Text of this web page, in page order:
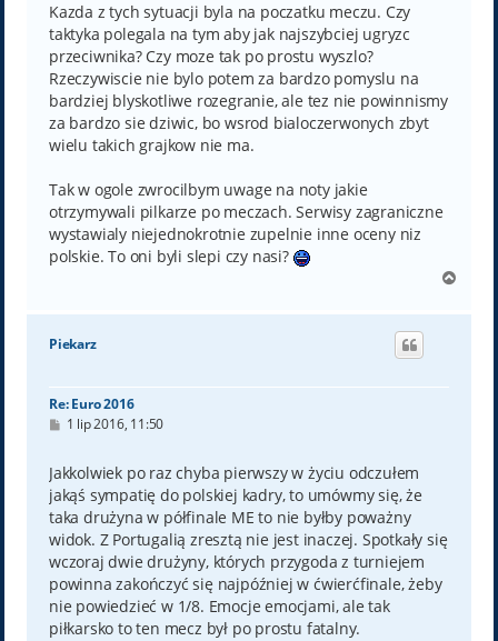
Kazda z tych sytuacji byla na poczatku meczu. Czy
taktyka polegala na tym aby jak najszybciej ugryzc
przeciwnika? Czy moze tak po prostu wyszlo?
Rzeczywiscie nie bylo potem za bardzo pomyslu na
bardziej blyskotliwe rozegranie, ale tez nie powinnismy
za bardzo sie dziwic, bo wsrod bialoczerwonych zbyt
wielu takich grajkow nie ma.
Tak w ogole zwrocilbym uwage na noty jakie
otrzymywali pilkarze po meczach. Serwisy zagraniczne
wystawialy niejednokrotnie zupelnie inne oceny niz
polskie. To oni byli slepi czy nasi?
g
Piekarz
Re: Euro 2016
P
t
1 lip 2016, 11:50
Jakkolwiek po raz chyba pierwszy w życiu odczułem
jakąś sympatię do polskiej kadry, to umówmy się, że
taka drużyna w półfinale ME to nie byłby poważny
widok. Z Portugalią zresztą nie jest inaczej. Spotkały się
wczoraj dwie drużyny, których przygoda z turniejem
powinna zakończyć się najpóźniej w ćwierćfinale, żeby
nie powiedzieć w 1/8. Emocje emocjami, ale tak
piłkarsko to ten mecz był po prostu fatalny.